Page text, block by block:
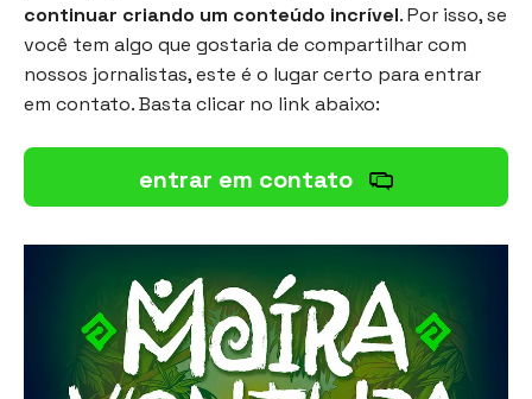
continuar criando um conteúdo incrível. Por isso, se
você tem algo que gostaria de compartilhar com
nossos jornalistas, este é o lugar certo para entrar
em contato. Basta clicar no link abaixo:
entrar em contato